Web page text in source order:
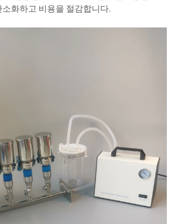
화하고 비용을 절감합니다.